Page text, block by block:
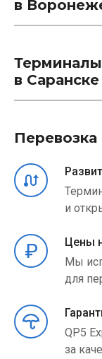
в
в Саранске
Перевозка
и
Цены
Мы
для
QP5
за